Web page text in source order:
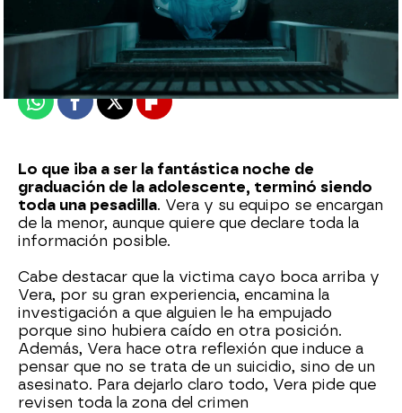
atreseries
Madrid
08 de septiembre de 2022, 23:11
WhatsappFacebook
X Flipboard
Lo que iba a ser la fantástica noche de
graduación de la adolescente, terminó siendo
toda una pesadilla. Vera y su equipo se encargan
de la menor, aunque quiere que declare toda la
información posible.
Cabe destacar que la victima cayo boca arriba y
Vera, por su gran experiencia, encamina la
investigación a que alguien le ha empujado
porque sino hubiera caído en otra posición.
Además, Vera hace otra reflexión que induce a
pensar que no se trata de un suicidio, sino de un
asesinato. Para dejarlo claro todo, Vera pide que
revisen toda la zona del crimen